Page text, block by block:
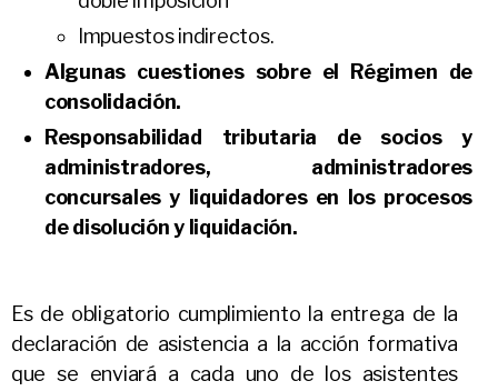
Impuestos indirectos.
Algunas cuestiones sobre el Régimen de
consolidación.
Responsabilidad tributaria de socios y
administradores, administradores
concursales y liquidadores en los procesos
de disolución y liquidación.
Es de obligatorio cumplimiento la entrega de la
declaración de asistencia a la acción formativa
que se enviará a cada uno de los asistentes